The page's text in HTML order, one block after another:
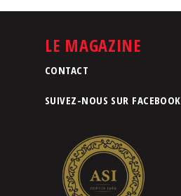
LE MAGAZINE
CONTACT
SUIVEZ-NOUS SUR FACEBOOK